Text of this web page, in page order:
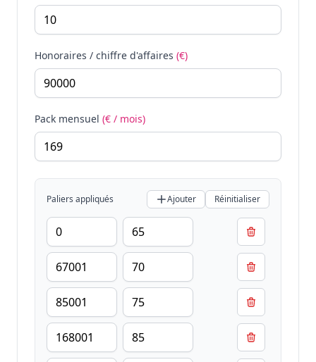
Honoraires / chiffre d'affaires (€)
Pack mensuel (€ / mois)
Paliers appliqués Ajouter Réinitialiser